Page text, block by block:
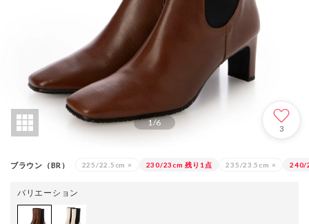
1/6
3
ブラウン（BR） 225/22.5cm × 230/23cm 残り1点 235/23.5cm × 240/
バリエーション